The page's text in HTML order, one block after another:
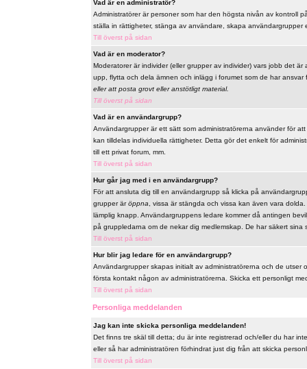
Vad är en administratör?
Administratörer är personer som har den högsta nivån av kontroll
ställa in rättigheter, stänga av användare, skapa användargrupper
Till överst på sidan
Vad är en moderator?
Moderatorer är individer (eller grupper av individer) vars jobb det
upp, flytta och dela ämnen och inlägg i forumet som de har
eller att posta grovt eller anstötligt material.
Till överst på sidan
Vad är en användargrupp?
Användargrupper är ett sätt som administratörerna använder för
kan tilldelas individuella rättigheter. Detta gör det enkelt för
till ett privat forum, mm.
Till överst på sidan
Hur går jag med i en användargrupp?
För att ansluta dig till en användargrupp så klicka på
grupper äröppna , vissa är stängda och vissa kan även vara
lämplig knapp. Användargruppens ledare kommer då antingen
på gruppledarna om de nekar dig medlemskap. De har säkert sina
Till överst på sidan
Hur blir jag ledare för en användargrupp?
Användargrupper skapas initialt av administratörerna och de
första kontakt någon av administratörerna. Skicka ett personligt
Till överst på sidan
Personliga meddelanden
Jag kan inte skicka personliga meddelanden!
Det finns tre skäl till detta; du är inte registrerad och/eller du har
eller så har administratören förhindrat just dig från att skicka
Till överst på sidan